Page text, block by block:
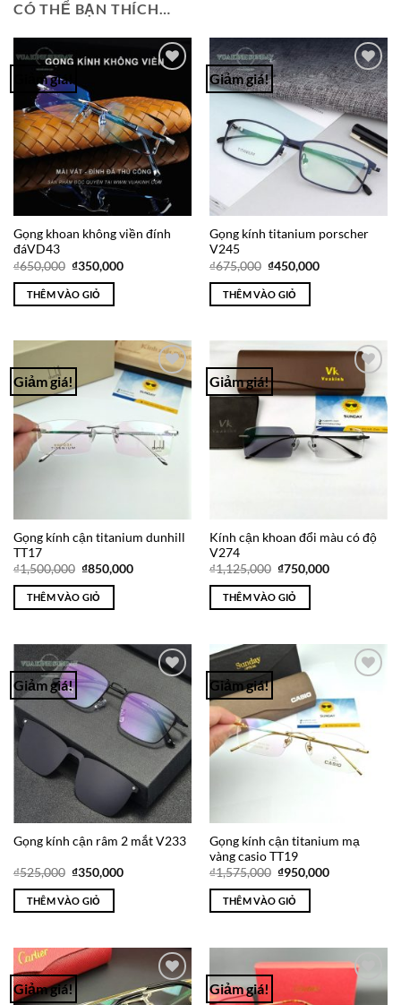
CÓ THỂ BẠN THÍCH…
Giảm giá!
Wishlist
Gọng khoan không viền đính
đáVD43
₫650,000 Giá
là:
₫650,000.
₫350,000Giá
THÊM VÀO GIỎ
Giảm giá!
Add to
Wishlist
Gọng kính titanium porscher
V245
₫675,000 Giá
là:
₫675,000.
₫450,000Giá
THÊM VÀO GIỎ
Giảm giá!
Add to
Wishlist
Gọng kính cận titanium dunhill
TT17
₫1,500,000 Giá
là:
₫1,500,000.
₫850,000Giá
THÊM VÀO GIỎ
Giảm giá!
Add to
Wishlist
Kính cận khoan đổi màu có độ
V274
₫1,125,000 Giá
là:
₫1,125,000.
₫750,000Giá
THÊM VÀO GIỎ
Giảm giá!
Wishlist
Gọng kính cận râm 2 mắt V233
₫525,000 Giá
là:
₫525,000.
₫350,000Giá
THÊM VÀO GIỎ
Giảm giá!
Wishlist
Gọng kính cận titanium mạ
vàng casio TT19
₫1,575,000 Giá
là:
₫1,575,000.
₫950,000Giá
THÊM VÀO GIỎ
Giảm giá!
Add to
Giảm giá!
Add to